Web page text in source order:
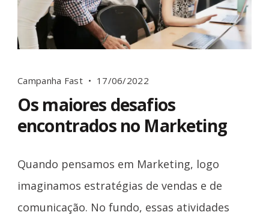
Campanha Fast 17/06/2022
Os maiores desafios
encontrados no Marketing
Quando pensamos em Marketing, logo
imaginamos estratégias de vendas e de
comunicação. No fundo, essas atividades